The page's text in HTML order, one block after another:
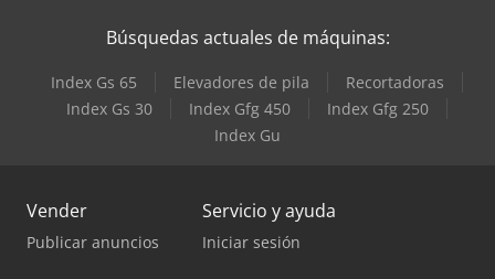
Búsquedas actuales de máquinas:
Index Gs 65 Elevadores de pila
Recortadoras
Index Gs 30
Index Gfg 450
Index Gfg 250
Index Gu
Vender
Publicar anuncios
Servicio y ayuda
Iniciar sesión